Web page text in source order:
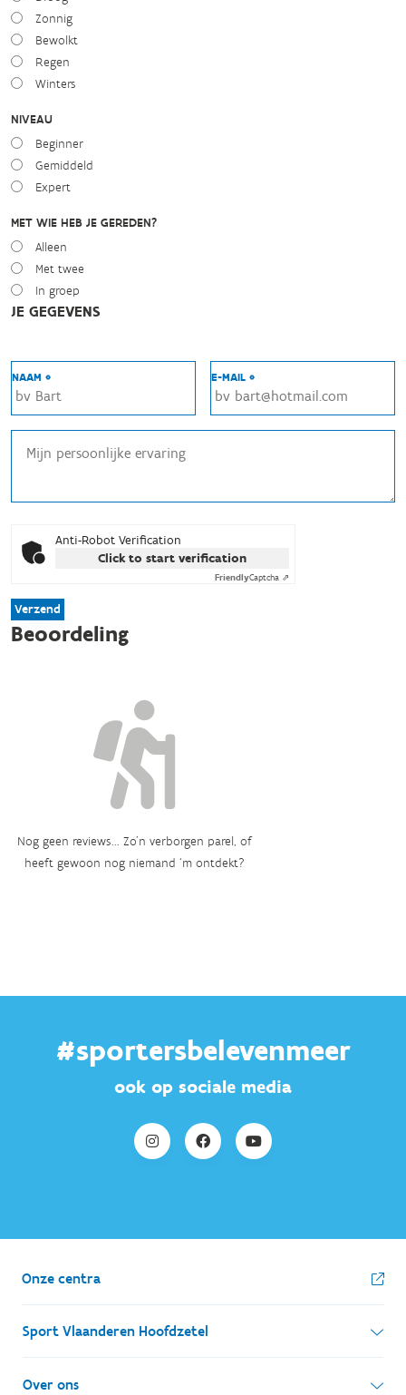
Zonnig
Bewolkt
Regen
Winters
NIVEAU
Beginner
Gemiddeld
Expert
MET WIE HEB JE GEREDEN?
Alleen
Met twee
In groep
JE GEGEVENS
NAAM * E-MAIL *
Anti-Robot Verification
Click to start verification
FriendlyCaptcha ⇗
Verzend
Beoordeling
Nog geen reviews... Zo’n verborgen parel, of
heeft gewoon nog niemand ‘m ontdekt?
#sportersbelevenmeer
ook op sociale media
Onze centra
Sport Vlaanderen Hoofdzetel
Simon Bolivarlaan 17
Over ons